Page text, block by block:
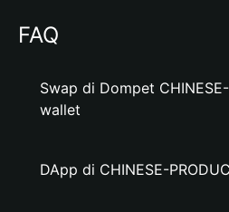
FAQ
Swap di Dompet
wallet
DApp di CHINESE-